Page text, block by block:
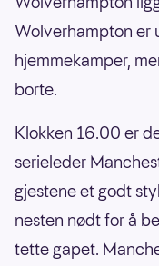
Wolverhampton er
hjemmekamper,
borte.
Klokken 16.00 er
serieleder
gjestene et godt
nesten nødt for å
tette gapet.